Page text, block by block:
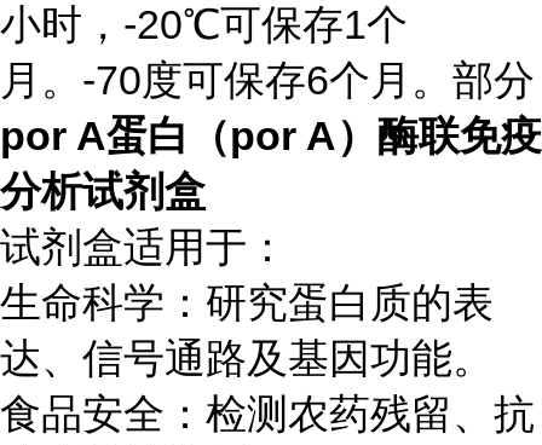
小时，-20℃可保存1个
月。-70度可保存6个月。部分
por A蛋白（por A）酶联免疫
分析试剂盒
试剂盒适用于：
生命科学：研究蛋白质的表
达、信号通路及基因功能。
食品安全：检测农药残留、抗